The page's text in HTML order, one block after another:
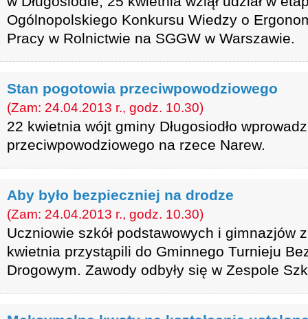
Ogólnopolskiego Konkursu Wiedzy o
Pracy w Rolnictwie na SGGW w Warszawie.
Stan pogotowia przeciwpowodziowego
(Zam: 24.04.2013 r., godz. 10.30)
22 kwietnia wójt gminy Długosiodło
przeciwpowodziowego na rzece Narew.
Aby było bezpieczniej na drodze
(Zam: 24.04.2013 r., godz. 10.30)
Uczniowie szkół podstawowych i gimnazjów
kwietnia przystąpili do Gminnego Turnieju
Drogowym. Zawody odbyły się w Zespole